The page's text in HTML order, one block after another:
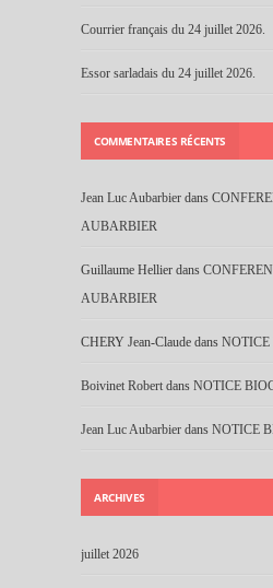
Courrier français du 24 juillet 2026.
Essor sarladais du 24 juillet 2026.
COMMENTAIRES RÉCENTS
Jean Luc Aubarbier dans
AUBARBIER
Guillaume Hellier dans
AUBARBIER
CHERY Jean-Claude dans
Boivinet Robert dans NOTICE
Jean Luc Aubarbier dans NOTICE
ARCHIVES
juillet 2026